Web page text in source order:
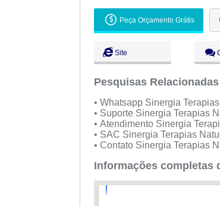
Qui:
09:00 - 18:00
Sex:
09:00 - 18:00
Sáb:
Fechado
Dom:
Peça Orçamento Grátis
Site
Pesquisas Relacionadas
• Whatsapp Sinergia
• Suporte Sinergia Terapias
• Atendimento Sinergia
• SAC Sinergia Terapias
• Contato Sinergia Terapias
Informações completas